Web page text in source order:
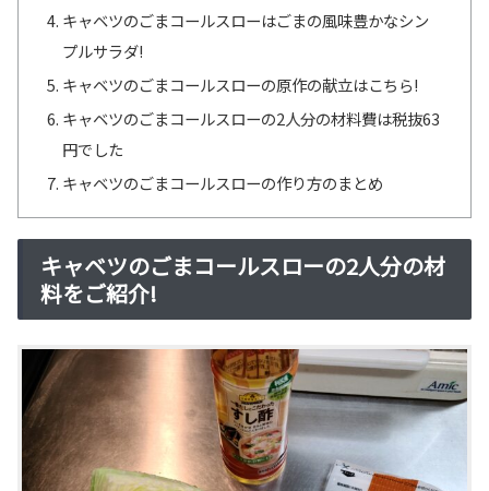
キャベツのごまコールスローはごまの風味豊かなシン
プルサラダ!
キャベツのごまコールスローの原作の献立はこちら!
キャベツのごまコールスローの2人分の材料費は税抜63
円でした
キャベツのごまコールスローの作り方のまとめ
キャベツのごまコールスローの2人分の材
料をご紹介!